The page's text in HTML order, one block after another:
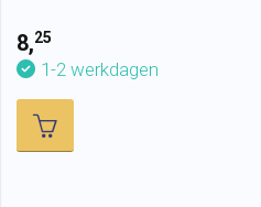
8,25
1-2 werkdagen